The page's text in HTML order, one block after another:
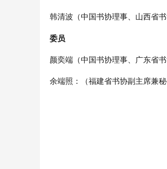
韩清波 （中国书协理事、山西省
委员
颜奕端（中国书协理事、广东省书
余端照 ：（福建省书协副主席兼秘